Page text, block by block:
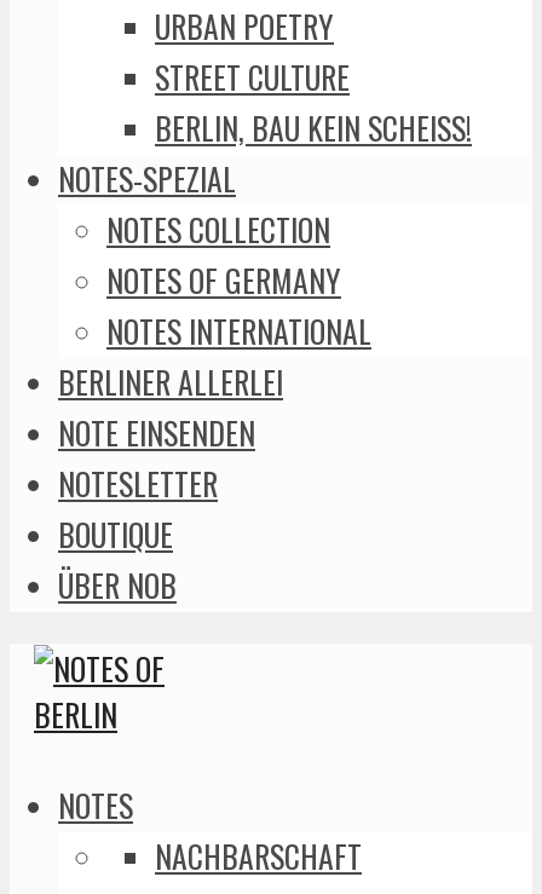
URBAN POETRY
STREET CULTURE
BERLIN, BAU KEIN SCHEISS!
NOTES-SPEZIAL
NOTES COLLECTION
NOTES OF GERMANY
NOTES INTERNATIONAL
BERLINER ALLERLEI
NOTE EINSENDEN
NOTESLETTER
BOUTIQUE
ÜBER NOB
NOTES
NACHBARSCHAFT